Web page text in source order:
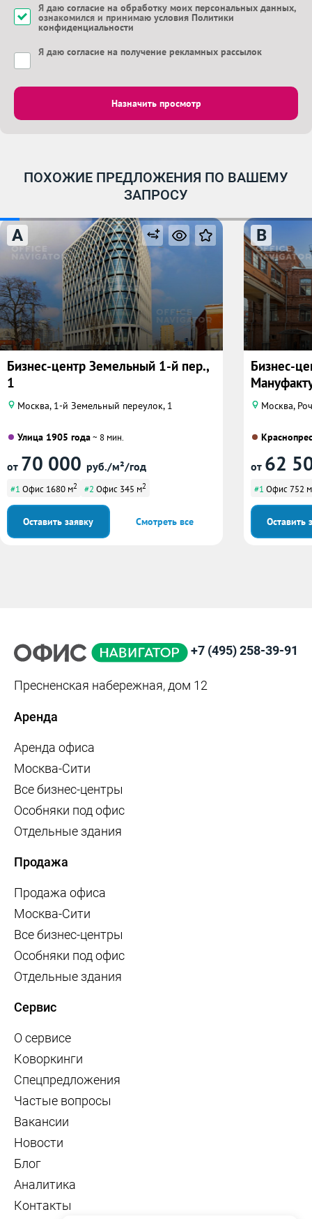
Я даю согласие на обработку моих персональных данных,
ознакомился и принимаю условия Политики
конфиденциальности
Я даю согласие на получение рекламных рассылок
Назначить просмотр
ПОХОЖИЕ ПРЕДЛОЖЕНИЯ ПО ВАШЕМУ
ЗАПРОСУ
A
Бизнес-центр Земельный 1-й пер.,
1
Москва, 1-й Земельный переулок, 1
Улица 1905 года~ 8 мин.
от 70 000 руб./м²/год
#1 Офис 1680 м2 #2 Офис 345 м2
Оставить заявку Смотреть все
B
Бизнес-
Москва,
от 62
#1 Офис 752 м
Оставить
+7 (495) 258-39-91
Пресненская набережная, дом 12
Аренда
Аренда офиса
Москва-Сити
Все бизнес-центры
Особняки под офис
Отдельные здания
Продажа
Продажа офиса
Москва-Сити
Все бизнес-центры
Особняки под офис
Отдельные здания
Сервис
О сервисе
Коворкинги
Спецпредложения
Частые вопросы
Вакансии
Новости
Блог
Аналитика
Контакты